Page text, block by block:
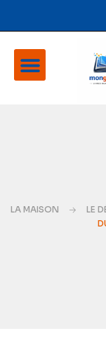
LA MAISON LE